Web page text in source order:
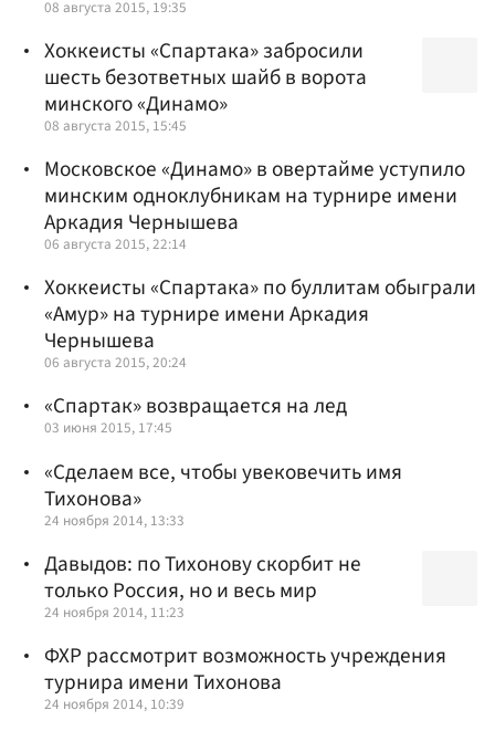
08 августа 2015, 19:35
Хоккеисты «Спартака» забросили
шесть безответных шайб в ворота
минского «Динамо»
08 августа 2015, 15:45
Московское «Динамо» в овертайме уступило
минским одноклубникам на турнире имени
Аркадия Чернышева
06 августа 2015, 22:14
Хоккеисты «Спартака» по буллитам обыграли
«Амур» на турнире имени Аркадия
Чернышева
06 августа 2015, 20:24
«Спартак» возвращается на лед
03 июня 2015, 17:45
«Сделаем все, чтобы увековечить имя
Тихонова»
24 ноября 2014, 13:33
Давыдов: по Тихонову скорбит не
только Россия, но и весь мир
24 ноября 2014, 11:23
ФХР рассмотрит возможность учреждения
турнира имени Тихонова
24 ноября 2014, 10:39